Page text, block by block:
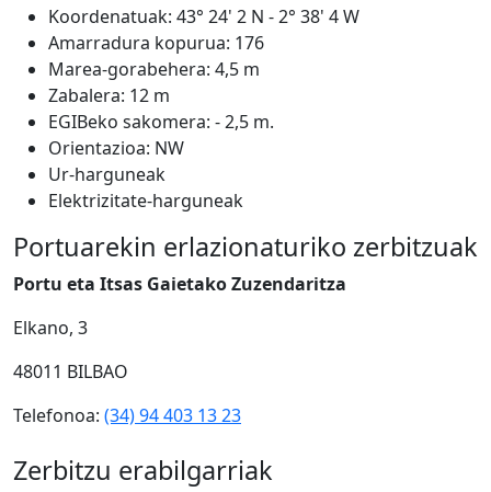
Koordenatuak: 43° 24' 2 N - 2° 38' 4 W
Amarradura kopurua: 176
Marea-gorabehera: 4,5 m
Zabalera: 12 m
EGIBeko sakomera: - 2,5 m.
Orientazioa: NW
Ur-harguneak
Elektrizitate-harguneak
Portuarekin erlazionaturiko zerbitzuak
Portu eta Itsas Gaietako Zuzendaritza
Elkano, 3
48011 BILBAO
Telefonoa: (34) 94 403 13 23
Zerbitzu erabilgarriak